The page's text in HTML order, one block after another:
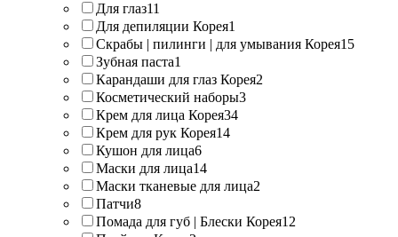
Для глаз11
Для депиляции Корея1
Скрабы | пилинги | для умывания Корея15
Зубная паста1
Карандаши для глаз Корея2
Косметический наборы3
Крем для лица Корея34
Крем для рук Корея14
Кушон для лица6
Маски для лица14
Маски тканевые для лица2
Патчи8
Помада для губ | Блески Корея12